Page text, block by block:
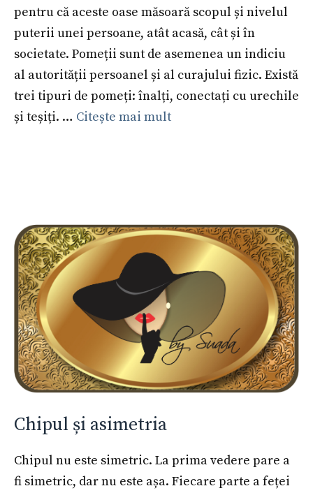
pentru că aceste oase măsoară scopul și nivelul
puterii unei persoane, atât acasă, cât și în
societate. Pomeții sunt de asemenea un indiciu
al autorității persoanel și al curajului fizic. Există
trei tipuri de pomeți: înalți, conectați cu urechile
și teșiți. … Citește mai mult
Chipul și asimetria
Chipul nu este simetric. La prima vedere pare a
fi simetric, dar nu este așa. Fiecare parte a feței